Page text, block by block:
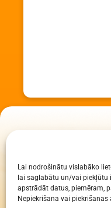
Lai nodrošinātu vislabāko
lai saglabātu un/vai piekļūtu
apstrādāt datus, piemēram,
Nepiekrišana vai
Raiņa